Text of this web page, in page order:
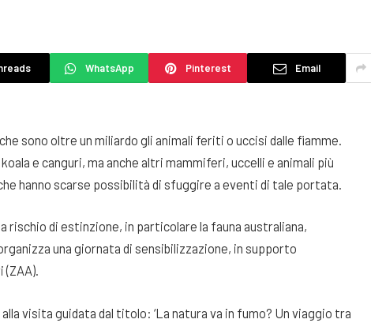
WhatsApp Pinterest Email
sono oltre un miliardo gli animali feriti o uccisi dalle fiamme.
e canguri, ma anche altri mammiferi, uccelli e animali più
hanno scarse possibilità di sfuggire a eventi di tale portata.
rischio di estinzione, in particolare la fauna australiana,
una giornata di sensibilizzazione, in supporto
(ZAA).
visita guidata dal titolo: ‘La natura va in fumo? Un viaggio tra